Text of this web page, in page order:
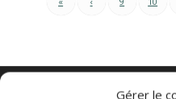
Gérer le